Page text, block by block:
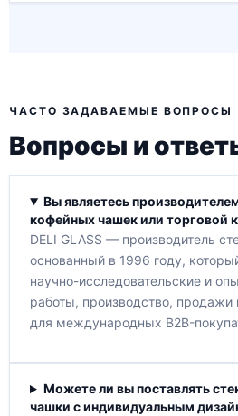
ЧАСТО ЗАДАВАЕМЫЕ ВОПРОСЫ
Вопросы и
Вы являетесь
кофейных чашек или торговой
DELI GLASS — производитель
основанный в 1996 году,
научно-исследовательские и
работы, производство, продажи
для международных B2B-
Можете ли вы поставлять
чашки с индивидуальным